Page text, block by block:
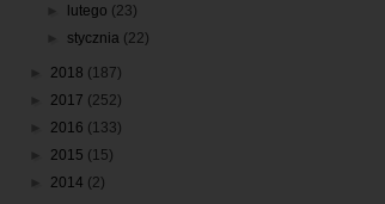
lutego (23)
stycznia (22)
2018 (187)
2017 (252)
2016 (133)
2015 (15)
2014 (2)